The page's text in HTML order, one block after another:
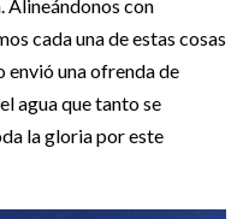
Alineándonos con
cada una de estas cosas
envió una ofrenda de
agua que tanto se
la gloria por este